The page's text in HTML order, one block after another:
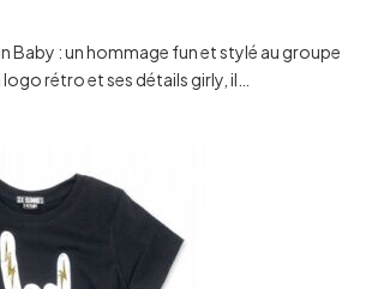
Baby : un hommage fun et stylé au groupe
logo rétro et ses détails girly, il…